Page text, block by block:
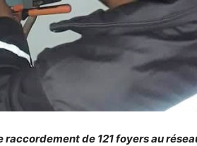
raccordement de 121 foyers au